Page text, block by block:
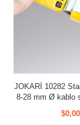
JOKARİ 10282
8-28 mm Ø kablo
$0,00